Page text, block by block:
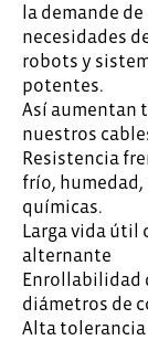
la demande
necesidades
robots y
potentes.
Así aumentan
nuestros
Resistencia
frío,
químicas.
Larga vida útil
alternante
Enrollabilidad
diámetros de
Alta